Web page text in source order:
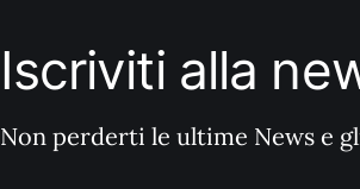
Iscriviti alla
Non perderti le ultime News e